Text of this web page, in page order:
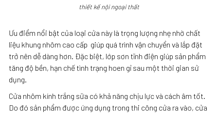
thiết kế nội ngoại thất
Ưu điểm nổi bật của loại cửa này là trọng lượng nhẹ nhờ chất
liệu khung nhôm cao cấp giúp quá trình vận chuyển và lắp đặt
trở nên dễ dàng hơn. Đặc biệt, lớp sơn tĩnh điện giúp sản phẩm
tăng độ bền, hạn chế tình trạng hoen gỉ sau một thời gian sử
dụng.
Cửa nhôm kính trắng sữa có khả năng chịu lực và cách âm tốt.
Do đó sản phẩm được ứng dụng trong thi công cửa ra vào, cửa